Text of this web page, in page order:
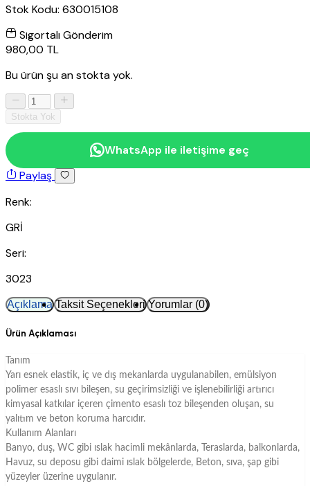
Stok Kodu: 630015108
Sigortalı Gönderim
980,00 TL
Bu ürün şu an stokta yok.
Stokta Yok
WhatsApp ile iletişime geç
Paylaş
Renk:
GRİ
Seri:
3023
Açıklama Taksit Seçenekleri Yorumlar (0)
Ürün Açıklaması
Tanım
Yarı esnek elastik, iç ve dış mekanlarda uygulanabilen, emülsiyon
polimer esaslı sıvı bileşen, su geçirimsizliği ve işlenebilirliği artırıcı
kimyasal katkılar içeren çimento esaslı toz bileşenden oluşan, su
yalıtım ve beton koruma harcıdır.
Kullanım Alanları
Banyo, duş, WC gibi ıslak hacimli mekânlarda, Teraslarda, balkonlarda,
Havuz, su deposu gibi daimi ıslak bölgelerde, Beton, sıva, şap gibi
yüzeyler üzerine uygulanır.